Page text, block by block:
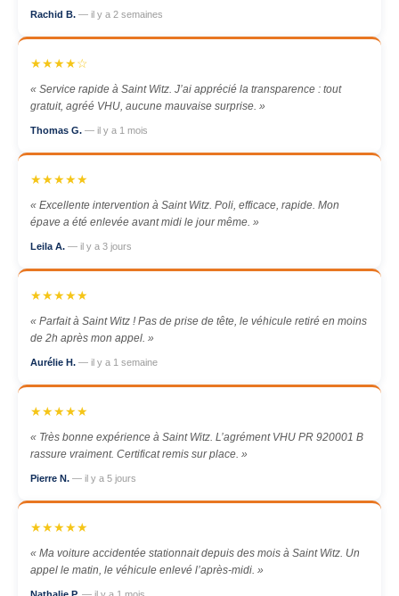
Rachid B. — il y a 2 semaines
★★★★☆
« Service rapide à Saint Witz. J’ai apprécié la transparence : tout
gratuit, agréé VHU, aucune mauvaise surprise. »
Thomas G. — il y a 1 mois
★★★★★
« Excellente intervention à Saint Witz. Poli, efficace, rapide. Mon
épave a été enlevée avant midi le jour même. »
Leila A. — il y a 3 jours
★★★★★
« Parfait à Saint Witz ! Pas de prise de tête, le véhicule retiré en moins
de 2h après mon appel. »
Aurélie H. — il y a 1 semaine
★★★★★
« Très bonne expérience à Saint Witz. L’agrément VHU PR 920001 B
rassure vraiment. Certificat remis sur place. »
Pierre N. — il y a 5 jours
★★★★★
« Ma voiture accidentée stationnait depuis des mois à Saint Witz. Un
appel le matin, le véhicule enlevé l’après-midi. »